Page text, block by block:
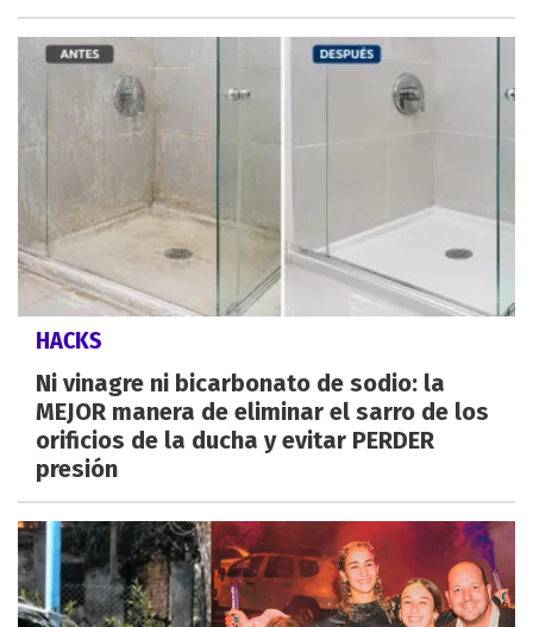
HACKS
Ni vinagre ni bicarbonato de sodio: la
MEJOR manera de eliminar el sarro de los
orificios de la ducha y evitar PERDER
presión